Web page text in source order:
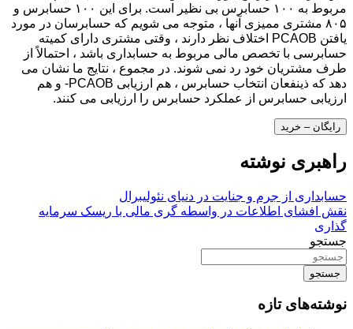
مربوط به ۱۰۰ حسابرس بی نظیر است. برای این ۱۰۰ حسابرس و
۸۰۵ مشتری ممیزی آنها ، متوجه می شویم که حسابرسان در مورد
یافتن PCAOB اختلاف نظر دارند ، وقتی مشتری دارای کمیته
حسابرسی با تخصص مالی مربوط به حسابداری باشد ، احتمالاً از
طرف مشتریان خود رد نمی شوند. در مجموع ، نتایج ما نشان می
دهد که ذینفعان انتخاب حسابرس ، هم ارزیابی PCAOB- و هم
ارزیابی حسابرس از عملکرد حسابرس را ارزیابی می کنند.
رایگان – خرید
راهبری نوشته
حسابداری از جرم و جنایت در دنیای نئولیبرال
نقش افشای اطلاعات در واسطه گری مالی با ریسک سرمایه
گذاری
جستجو
جستجو
نوشته‌های تازه